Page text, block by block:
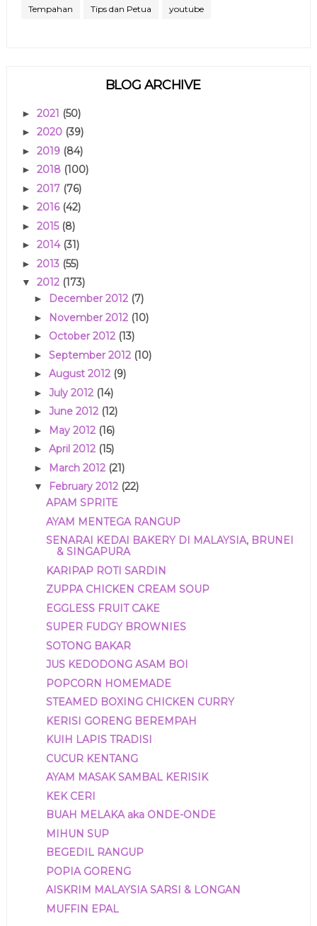
Tempahan Tips dan Petua youtube
BLOG ARCHIVE
► 2021 (50)
► 2020 (39)
► 2019 (84)
► 2018 (100)
► 2017 (76)
► 2016 (42)
► 2015 (8)
► 2014 (31)
► 2013 (55)
▼ 2012 (173)
► December 2012 (7)
► November 2012 (10)
► October 2012 (13)
► September 2012 (10)
► August 2012 (9)
► July 2012 (14)
► June 2012 (12)
► May 2012 (16)
► April 2012 (15)
► March 2012 (21)
▼ February 2012 (22)
APAM SPRITE
AYAM MENTEGA RANGUP
SENARAI KEDAI BAKERY DI MALAYSIA, BRUNEI
& SINGAPURA
KARIPAP ROTI SARDIN
ZUPPA CHICKEN CREAM SOUP
EGGLESS FRUIT CAKE
SUPER FUDGY BROWNIES
SOTONG BAKAR
JUS KEDODONG ASAM BOI
POPCORN HOMEMADE
STEAMED BOXING CHICKEN CURRY
KERISI GORENG BEREMPAH
KUIH LAPIS TRADISI
CUCUR KENTANG
AYAM MASAK SAMBAL KERISIK
KEK CERI
BUAH MELAKA aka ONDE-ONDE
MIHUN SUP
BEGEDIL RANGUP
POPIA GORENG
AISKRIM MALAYSIA SARSI & LONGAN
MUFFIN EPAL